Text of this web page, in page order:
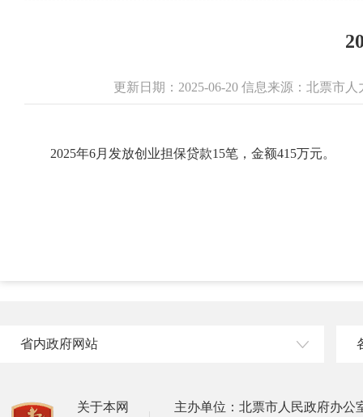
更新日期：2025-06-20 信息来源：北票市
2025年6月发放创业担保贷款15笔，金额415万元。
省内政府网站
关于本网
主办单位：北票市人民政府办公